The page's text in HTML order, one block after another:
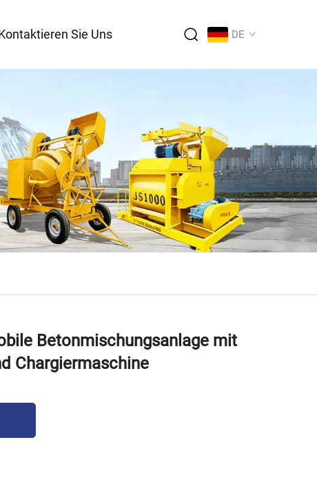
Sie Uns DE
Betonmischungsanlage mit
Chargiermaschine